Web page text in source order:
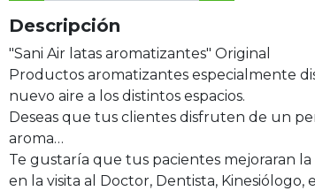
Descripción
"Sani Air latas aromatizantes" Original
Productos aromatizantes especialmente
nuevo aire a los distintos espacios.
Deseas que tus clientes disfruten de un
aroma…
Te gustaría que tus pacientes mejoraran
en la visita al Doctor, Dentista, Kinesiólogo,